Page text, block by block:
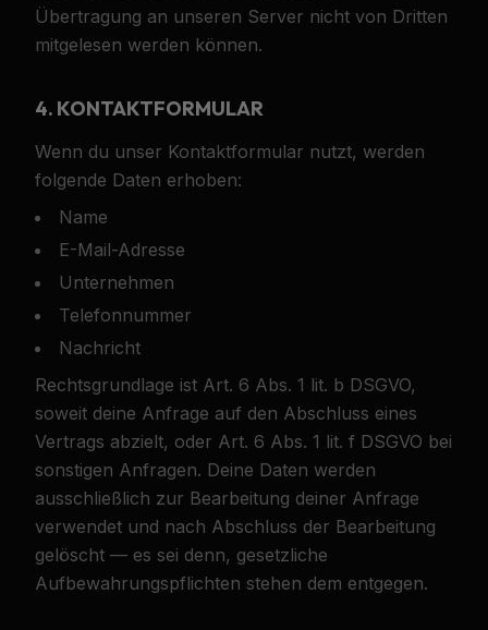
Übertragung an unseren Server nicht von Dritten
mitgelesen werden können.
4. KONTAKTFORMULAR
Wenn du unser Kontaktformular nutzt, werden
folgende Daten erhoben:
Name
E-Mail-Adresse
Unternehmen
Telefonnummer
Nachricht
Rechtsgrundlage ist Art. 6 Abs. 1 lit. b DSGVO,
soweit deine Anfrage auf den Abschluss eines
Vertrags abzielt, oder Art. 6 Abs. 1 lit. f DSGVO bei
sonstigen Anfragen. Deine Daten werden
ausschließlich zur Bearbeitung deiner Anfrage
verwendet und nach Abschluss der Bearbeitung
gelöscht — es sei denn, gesetzliche
Aufbewahrungspflichten stehen dem entgegen.